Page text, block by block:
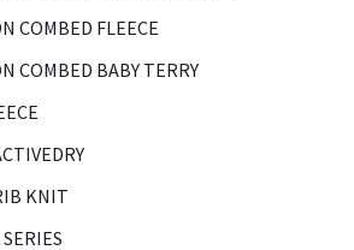
COMBED FLEECE
COMBED BABY TERRY
KNIT